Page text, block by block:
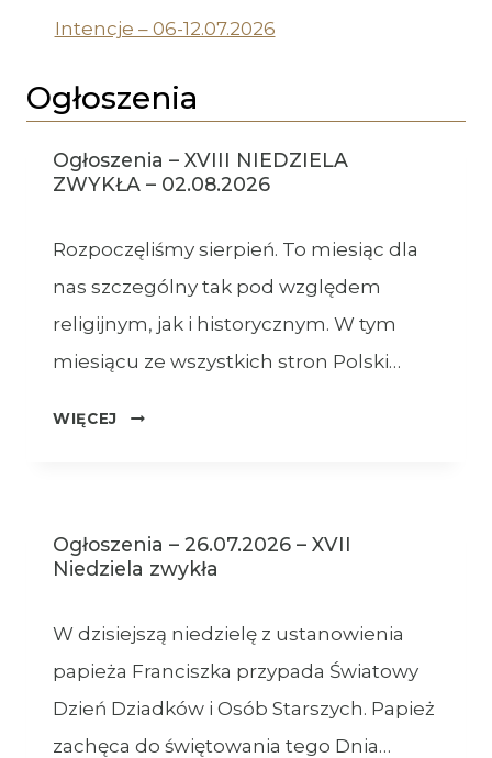
Intencje – 06-12.07.2026
Ogłoszenia
Ogłoszenia – XVIII NIEDZIELA
ZWYKŁA – 02.08.2026
Rozpoczęliśmy sierpień. To miesiąc dla
nas szczególny tak pod względem
religijnym, jak i historycznym. W tym
miesiącu ze wszystkich stron Polski…
WIĘCEJ
OGŁOSZENIA
–
Ogłoszenia – 26.07.2026 – XVII
Niedziela zwykła
W dzisiejszą niedzielę z ustanowienia
papieża Franciszka przypada Światowy
Dzień Dziadków i Osób Starszych. Papież
zachęca do świętowania tego Dnia…